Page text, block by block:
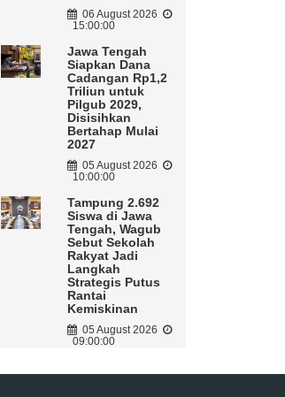
06 August 2026
15:00:00
Jawa Tengah
Siapkan Dana
Cadangan Rp1,2
Triliun untuk
Pilgub 2029,
Disisihkan
Bertahap Mulai
2027
05 August 2026
10:00:00
Tampung 2.692
Siswa di Jawa
Tengah, Wagub
Sebut Sekolah
Rakyat Jadi
Langkah
Strategis Putus
Rantai
Kemiskinan
05 August 2026
09:00:00